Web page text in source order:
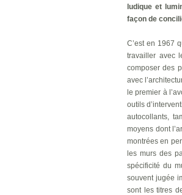
ludique et
façon de
C’est en 1967
travailler avec
composer des
avec
le premier à
outils
autocollants,
moyens dont
montrées en
les murs des
spécificité du
souvent jugée
sont les titres